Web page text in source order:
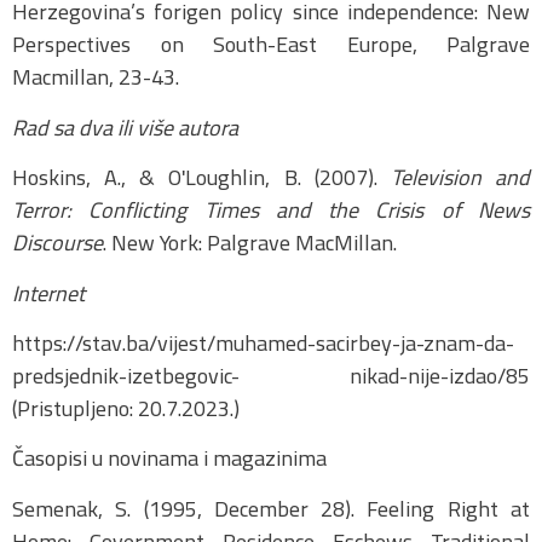
Herzegovina’s forigen policy since independence: New
Perspectives on South-East Europe, Palgrave
Macmillan, 23-43.
Rad sa dva ili više autora
Hoskins, A., & OʹLoughlin, B. (2007). Television and
Terror: Conflicting Times and the Crisis of News
Discourse. New York: Palgrave MacMillan.
Internet
https://stav.ba/vijest/muhamed-sacirbey-ja-znam-da-
predsjednik-izetbegovic- nikad-nije-izdao/85
(Pristupljeno: 20.7.2023.)
Časopisi u novinama i magazinima
Semenak, S. (1995, December 28). Feeling Right at